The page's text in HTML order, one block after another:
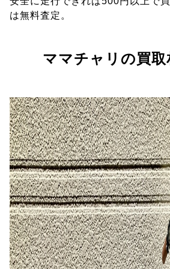
は無料査定。
ママチャリの買取